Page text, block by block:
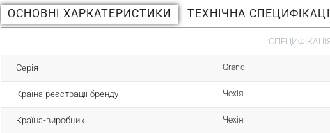
ОСНОВНІ ХАРКАТЕРИСТИКИ ТЕХНІЧНА
Серія Grand
Країна реєстрації бренду Чехія
Країна-виробник Чехія